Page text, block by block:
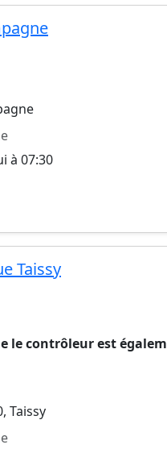
à 07:30
Taissy
le contrôleur est
Taissy